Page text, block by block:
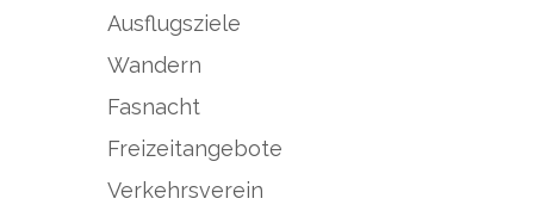
Ausflugsziele
Wandern
Fasnacht
Freizeitangebote
Verkehrsverein